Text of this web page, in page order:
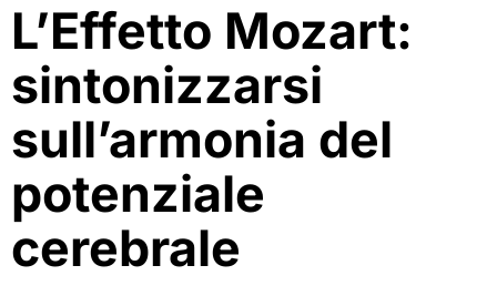
L’Effetto Mozart:
sintonizzarsi
sull’armonia del
potenziale
cerebrale